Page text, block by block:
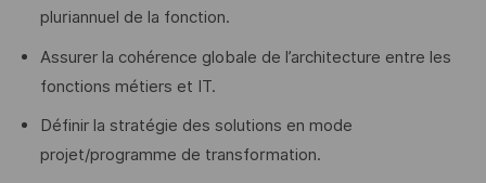
pluriannuel de la fonction.
Assurer la cohérence globale de l’architecture entre les
fonctions métiers et IT.
Définir la stratégie des solutions en mode
projet/programme de transformation.